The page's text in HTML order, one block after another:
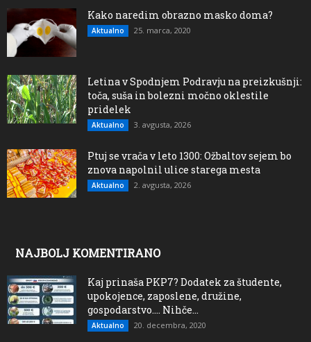
Kako naredim obrazno masko doma?
Aktualno 25. marca, 2020
Letina v Spodnjem Podravju na preizkušnji:
toča, suša in bolezni močno oklestile
pridelek
Aktualno 3. avgusta, 2026
Ptuj se vrača v leto 1300: Ožbaltov sejem bo
znova napolnil ulice starega mesta
Aktualno 2. avgusta, 2026
NAJBOLJ KOMENTIRANO
Kaj prinaša PKP7? Dodatek za študente,
upokojence, zaposlene, družine,
gospodarstvo…. Nihče...
Aktualno 20. decembra, 2020